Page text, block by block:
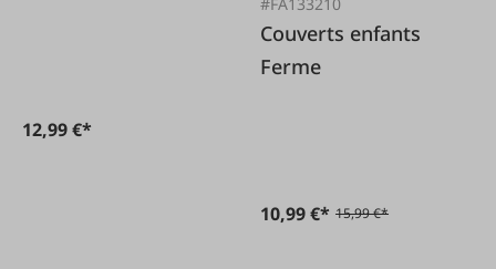
12,99 €*
Couverts enfants
Ferme
10,99 €* 15,99 €*